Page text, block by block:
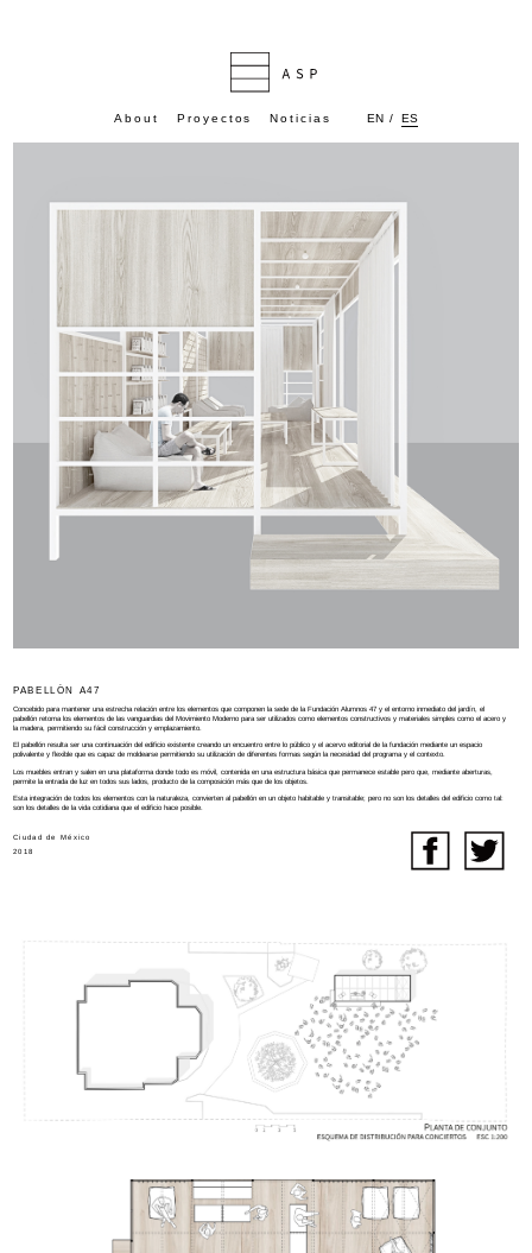
About Proyectos Noticias EN/ ES
PABELLÓN A47
Concebido para mantener una estrecha relación entre los elementos que componen la sede de la Fundación Alumnos 47 y el entorno inmediato del jardín, el
pabellón retoma los elementos de las vanguardias del Movimiento Moderno para ser utilizados como elementos constructivos y materiales simples como el acero y
la madera, permitiendo su fácil construcción y emplazamiento.
El pabellón resulta ser una continuación del edificio existente creando un encuentro entre lo público y el acervo editorial de la fundación mediante un espacio
polivalente y flexible que es capaz de moldearse permitiendo su utilización de diferentes formas según la necesidad del programa y el contexto.
Los muebles entran y salen en una plataforma donde todo es móvil, contenida en una estructura básica que permanece estable pero que, mediante aberturas,
permite la entrada de luz en todos sus lados, producto de la composición más que de los objetos.
Esta integración de todos los elementos con la naturaleza, convierten al pabellón en un objeto habitable y transitable; pero no son los detalles del edificio como tal:
son los detalles de la vida cotidiana que el edificio hace posible.
Ciudad de México
2018